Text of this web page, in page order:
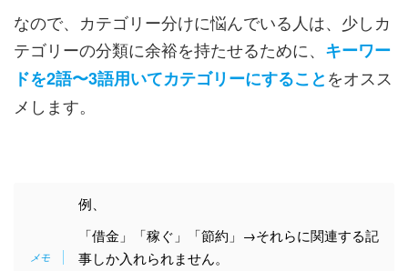
なので、カテゴリー分けに悩んでいる人は、少しカ
テゴリーの分類に余裕を持たせるために、 キーワー
ドを2語〜3語用いてカテゴリーにすることをオスス
メします。
例、
「借金」「稼ぐ」「節約」→それらに関連する記
事しか入れられません。